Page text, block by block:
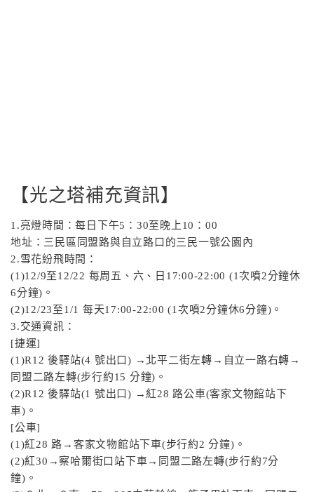
【光之塔補充資訊】
1.亮燈時間：每日下午5：30至晚上10：00
地址：三民區同盟路與自立路口的三民一號公園內
2.雪花紛飛時間：
(1)12/9至12/22 每周五、六、日17:00-22:00 (1次噴2分鐘休
6分鐘)。
(2)12/23至1/1 每天17:00-22:00 (1次噴2分鐘休6分鐘)。
3.交通資訊：
[捷運]
(1)R12 後驛站(4 號出口) →北平二街左轉→自立一路右轉→
同盟二路左轉(步行約15 分鐘)。
(2)R12 後驛站(1 號出口) →紅28 路公車(客家文物館站下
車)。
[公車]
(1)紅28 路→客家文物館站下車(步行約2 分鐘)。
(2)紅30→察哈爾街口站下車→同盟二路左轉(步行約7分
鐘)。